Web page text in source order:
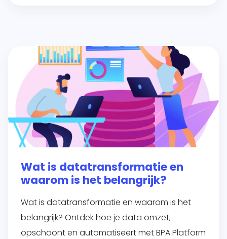
Wat is datatransformatie en
waarom is het belangrijk?
Wat is datatransformatie en waarom is het
belangrijk? Ontdek hoe je data omzet,
opschoont en automatiseert met BPA Platform